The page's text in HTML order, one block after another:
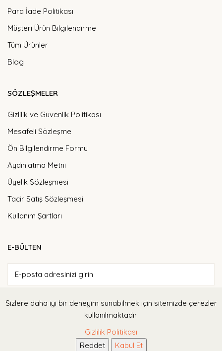
Para İade Politikası
Müşteri Ürün Bilgilendirme
Tüm Ürünler
Blog
SÖZLEŞMELER
Gizlilik ve Güvenlik Politikası
Mesafeli Sözleşme
Ön Bilgilendirme Formu
Aydınlatma Metni
Üyelik Sözleşmesi
Tacir Satış Sözleşmesi
Kullanım Şartları
E-BÜLTEN
ABONE OL
Tarafıma elektronik ileti gönderilmesine ve bu kapsamda verilerimin
işlenmesine izin veriyorum
Sizlere daha iyi bir deneyim sunabilmek için sitemizde çerezler
kullanılmaktadır.
Gizlilik Politikası
Reddet
Kabul Et